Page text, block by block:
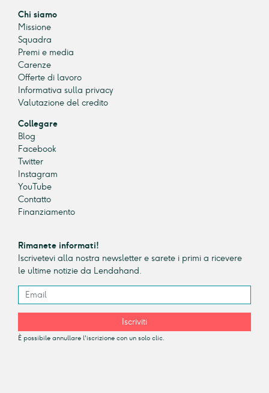
Chi siamo
Missione
Squadra
Premi e media
Carenze
Offerte di lavoro
Informativa sulla privacy
Valutazione del credito
Collegare
Blog
Facebook
Twitter
Instagram
YouTube
Contatto
Finanziamento
Rimanete informati!
Iscrivetevi alla nostra newsletter e sarete i primi a ricevere
le ultime notizie da Lendahand.
Iscriviti
È possibile annullare l'iscrizione con un solo clic.